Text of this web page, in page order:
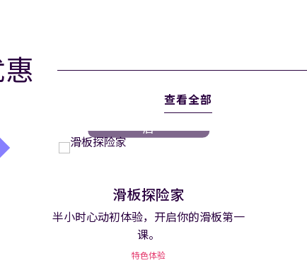
查看全部
// 长沙玛珂酒
店
滑板探险家
半小时心动初体验，开启你的滑板第一
课。
特色体验